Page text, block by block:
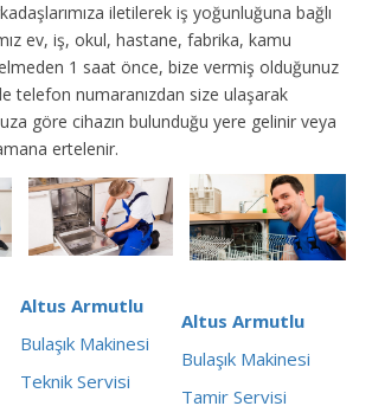
iletilerek iş yoğunluğuna bağlı
ev, iş, okul, hastane, fabrika, kamu
1 saat önce, bize vermiş olduğunuz
telefon numaranızdan size ulaşarak
göre cihazın bulunduğu yere gelinir veya
ertelenir.
Altus Armutlu
Bulaşık Makinesi
Teknik Servisi
Altus Armutlu
Bulaşık Makinesi
Tamir Servisi